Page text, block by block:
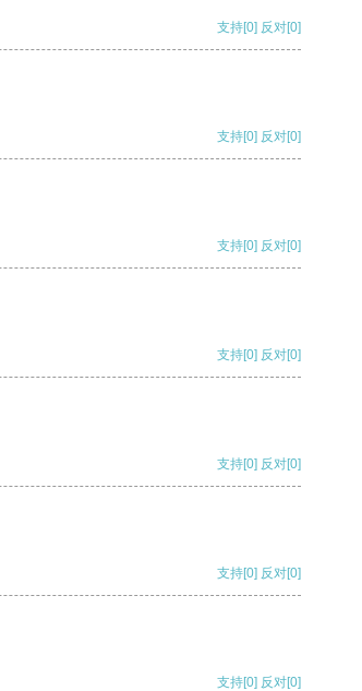
支持[0] 反对[0]
支持[0] 反对[0]
支持[0] 反对[0]
支持[0] 反对[0]
支持[0] 反对[0]
支持[0] 反对[0]
支持[0] 反对[0]